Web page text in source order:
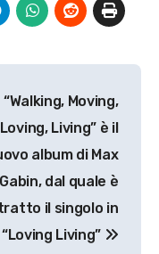
“Walking, Moving,
Loving, Living” è il
album di Max
dal quale è
il singolo in
Living”